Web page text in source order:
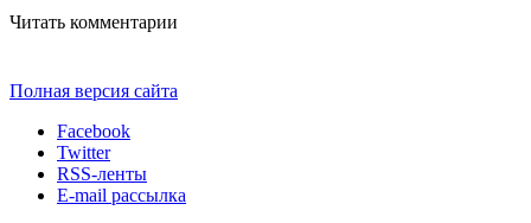
Читать комментарии
Полная версия сайта
Facebook
Twitter
RSS-ленты
E-mail рассылка